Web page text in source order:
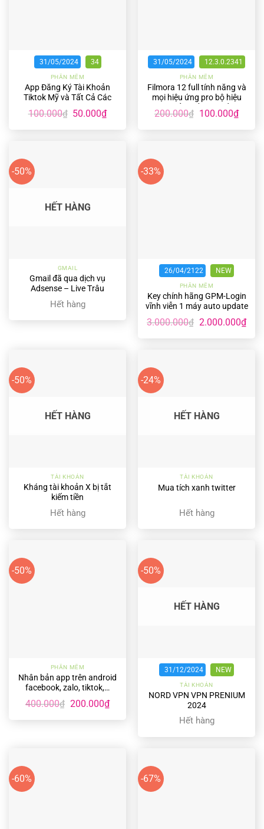
31/05/2024 34
PHẦN MỀM
App Đăng Ký Tài Khoản
Tiktok Mỹ và Tất Cả Các
100.000₫ Giá
là:
50.000₫Giá
hiện
tại
31/05/2024 12.3.0.2341
PHẦN MỀM
Filmora 12 full tính năng và
mọi hiệu ứng pro bộ hiệu
chuyên nghiệp
200.000₫ Giá
là:
100.000₫Giá
hiện
tại
-50%
HẾT HÀNG
GMAIL
Gmail đã qua dịch vụ
Adsense – Live Trâu
Hết hàng
-33%
26/04/2122 NEW
PHẦN MỀM
Key chính hãng GPM-Login
vĩnh viễn 1 máy auto update
3.000.000₫ Giá
là:
2.000.000₫Giá
hiện
-50%
HẾT HÀNG
TÀI KHOẢN
Kháng tài khoản X bị tắt
kiếm tiền
Hết hàng
-24%
HẾT HÀNG
TÀI KHOẢN
Mua tích xanh twitter
Hết hàng
-50%
PHẦN MỀM
Nhân bản app trên android
facebook, zalo, tiktok,…
400.000₫ Giá
là:
200.000₫Giá
hiện
tại
-50%
HẾT HÀNG
31/12/2024 NEW
TÀI KHOẢN
NORD VPN VPN PRENIUM
2024
Hết hàng
-60% -67%